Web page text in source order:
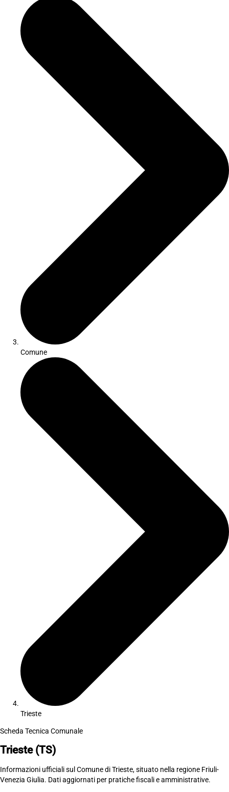
Comune
Trieste
Scheda Tecnica Comunale
Trieste (TS)
Informazioni ufficiali sul Comune di Trieste, situato nella regione Friuli-
Venezia Giulia. Dati aggiornati per pratiche fiscali e amministrative.